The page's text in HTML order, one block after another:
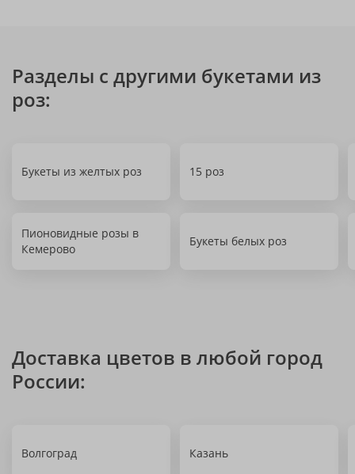
Разделы с другими букетами из
роз:
Букеты из желтых роз 15 роз
Пионовидные розы в
Кемерово
Букеты белых роз
Доставка цветов в любой город
России:
Волгоград Казань